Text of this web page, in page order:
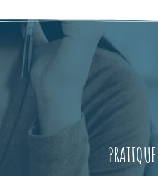
PRATIQUE